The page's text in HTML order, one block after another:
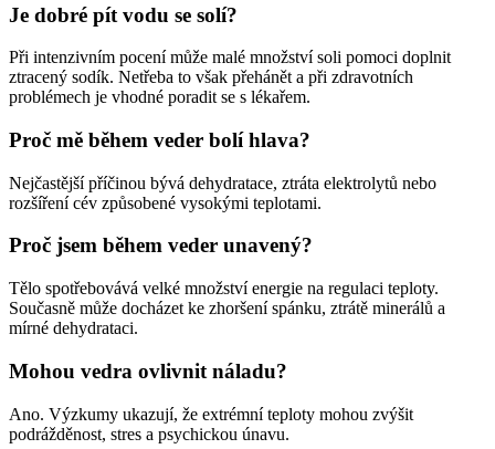
Je dobré pít vodu se solí?
Při intenzivním pocení může malé množství soli pomoci doplnit
ztracený sodík. Netřeba to však přehánět a při zdravotních
problémech je vhodné poradit se s lékařem.
Proč mě během veder bolí hlava?
Nejčastější příčinou bývá dehydratace, ztráta elektrolytů nebo
rozšíření cév způsobené vysokými teplotami.
Proč jsem během veder unavený?
Tělo spotřebovává velké množství energie na regulaci teploty.
Současně může docházet ke zhoršení spánku, ztrátě minerálů a
mírné dehydrataci.
Mohou vedra ovlivnit náladu?
Ano. Výzkumy ukazují, že extrémní teploty mohou zvýšit
podrážděnost, stres a psychickou únavu.